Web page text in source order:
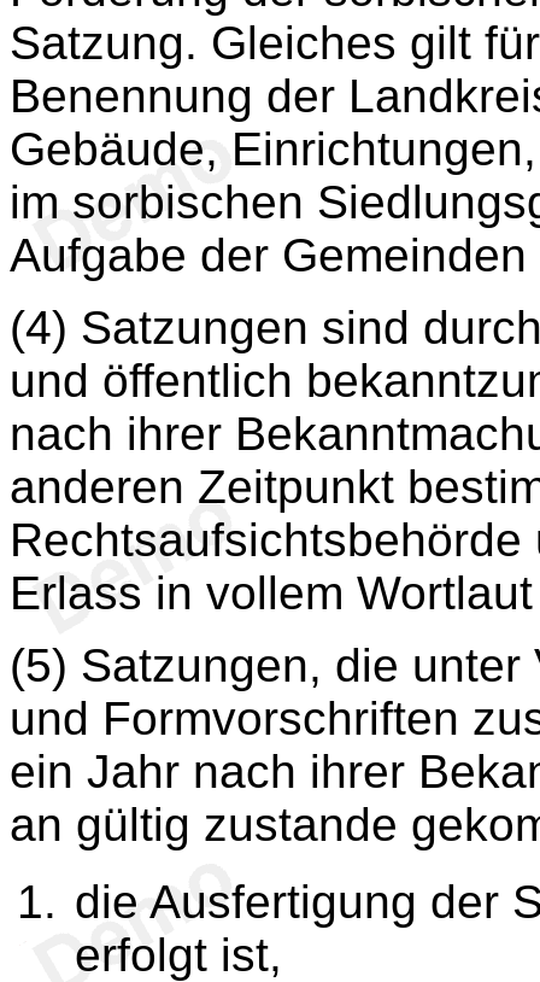
Satzung. Gleiches gilt
Benennung der
Gebäude,
im sorbischen
Aufgabe der Gemeinden
(4) Satzungen sind
und öffentlich
nach ihrer
anderen Zeitpunkt
Erlass in vollem
(5) Satzungen, die
und Formvorschriften
ein Jahr nach ihrer
an gültig zustande
die Ausfertigung der
erfolgt ist,